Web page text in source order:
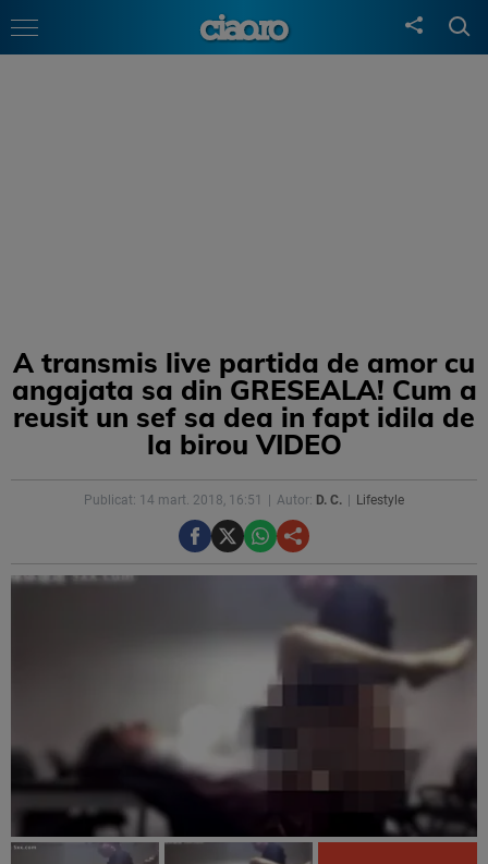
A transmis live partida de amor cu
angajata sa din GRESEALA! Cum a
reusit un sef sa dea in fapt idila de
la birou VIDEO
Publicat: 14 mart. 2018, 16:51 Autor: D. C. Lifestyle